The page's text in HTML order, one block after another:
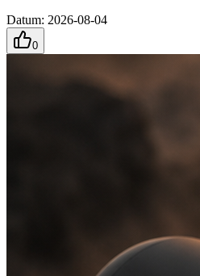
Datum: 2026-08-04
0